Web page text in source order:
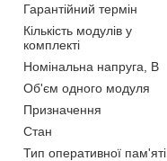
Гарантійний термін
Кількість модулів у
комплекті
Номінальна напруга, В
Об'єм одного модуля
Призначення
Стан
Тип оперативної пам'яті